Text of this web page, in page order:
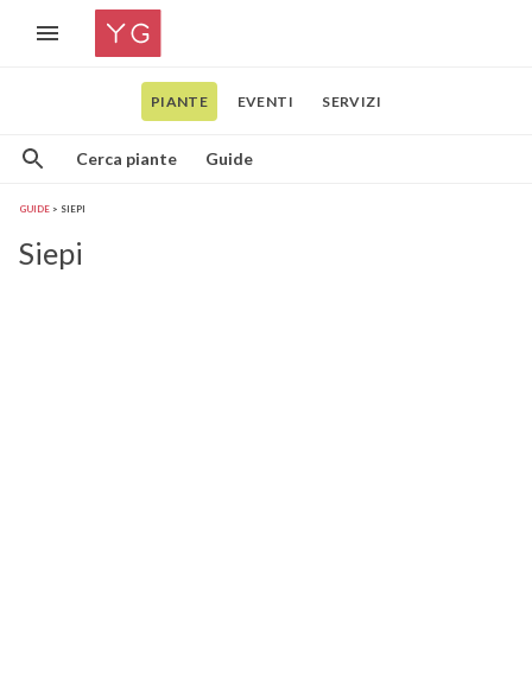
PIANTE EVENTI SERVIZI
Cerca piante Guide
GUIDE SIEPI
Siepi